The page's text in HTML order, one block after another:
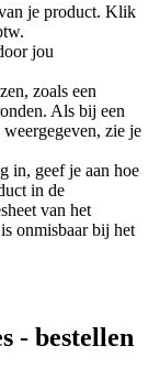
je product. Klik
jou
zoals een
Als bij een
zie je
in, geef je aan hoe
in de
van het
onmisbaar bij het
- bestellen